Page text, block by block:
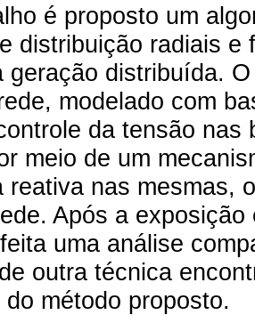
é proposto um
distribuição radiais
geração distribuída.
modelado com
da tensão
meio de um
reativa nas mesmas,
Após a
uma análise
outra técnica
método proposto.